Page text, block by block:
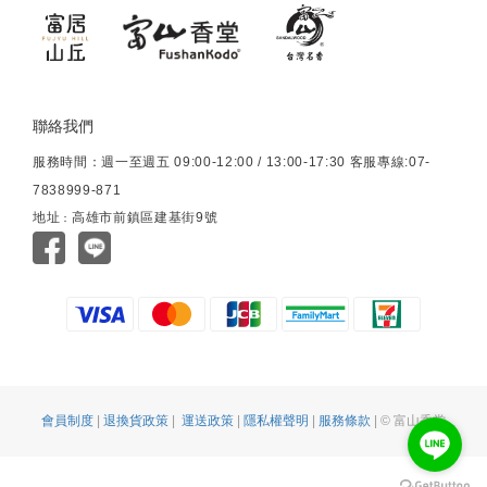
聯絡我們
服務時間：週一至週五 09:00-12:00 / 13:00-17:30 客服專線:07-
7838999-871
地址 ： 高雄市前鎮區建基街9號
會員制度 退換貨政策 運送政策 隱私權聲明 服務條款 | © 富山香堂